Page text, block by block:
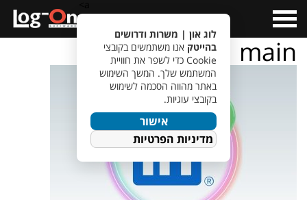
Menu
main
לוג און | משרות ודרושים
בהייטק אנו משתמשים בקובצי
Cookie כדי לשפר את חוויית
המשתמש שלך. המשך השימוש
באתר מהווה הסכמה לשימוש
בקובצי עוגיות.
אישור
מדיניות הפרטיות